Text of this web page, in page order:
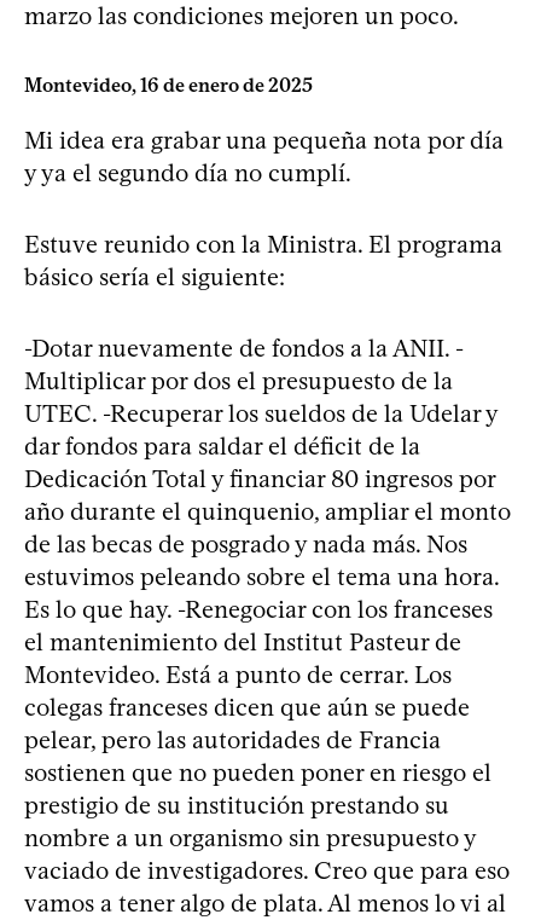
marzo las condiciones mejoren un poco.
Montevideo, 16 de enero de 2025
Mi idea era grabar una pequeña nota por día
y ya el segundo día no cumplí.
Estuve reunido con la Ministra. El programa
básico sería el siguiente:
-Dotar nuevamente de fondos a la ANII. -
Multiplicar por dos el presupuesto de la
UTEC. -Recuperar los sueldos de la Udelar y
dar fondos para saldar el déficit de la
Dedicación Total y financiar 80 ingresos por
año durante el quinquenio, ampliar el monto
de las becas de posgrado y nada más. Nos
estuvimos peleando sobre el tema una hora.
Es lo que hay. -Renegociar con los franceses
el mantenimiento del Institut Pasteur de
Montevideo. Está a punto de cerrar. Los
colegas franceses dicen que aún se puede
pelear, pero las autoridades de Francia
sostienen que no pueden poner en riesgo el
prestigio de su institución prestando su
nombre a un organismo sin presupuesto y
vaciado de investigadores. Creo que para eso
vamos a tener algo de plata. Al menos lo vi al